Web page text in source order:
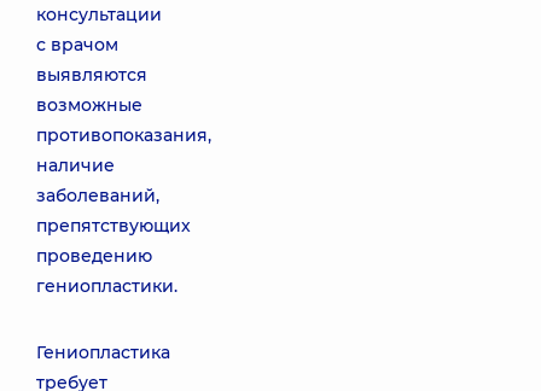
консультации
с врачом
выявляются
возможные
противопоказания,
наличие
заболеваний,
препятствующих
проведению
гениопластики.
Гениопластика
требует